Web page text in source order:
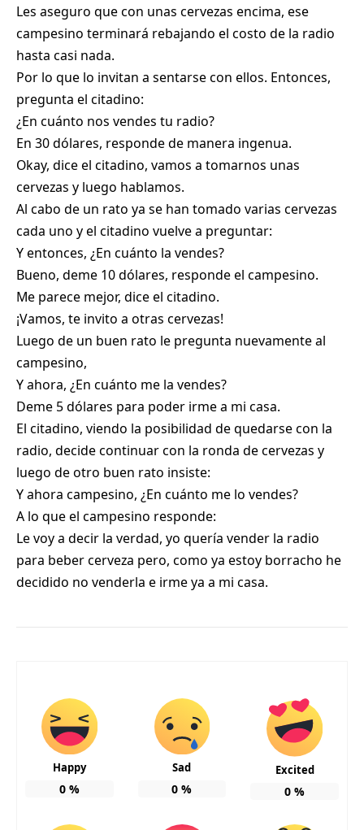
Les aseguro que con unas cervezas encima, ese
campesino terminará rebajando el costo de la radio
hasta casi nada.
Por lo que lo invitan a sentarse con ellos. Entonces,
pregunta el citadino:
¿En cuánto nos vendes tu radio?
En 30 dólares, responde de manera ingenua.
Okay, dice el citadino, vamos a tomarnos unas
cervezas y luego hablamos.
Al cabo de un rato ya se han tomado varias cervezas
cada uno y el citadino vuelve a preguntar:
Y entonces, ¿En cuánto la vendes?
Bueno, deme 10 dólares, responde el campesino.
Me parece mejor, dice el citadino.
¡Vamos, te invito a otras cervezas!
Luego de un buen rato le pregunta nuevamente al
campesino,
Y ahora, ¿En cuánto me la vendes?
Deme 5 dólares para poder irme a mi casa.
El citadino, viendo la posibilidad de quedarse con la
radio, decide continuar con la ronda de cervezas y
luego de otro buen rato insiste:
Y ahora campesino, ¿En cuánto me lo vendes?
A lo que el campesino responde:
Le voy a decir la verdad, yo quería vender la radio
para beber cerveza pero, como ya estoy borracho he
decidido no venderla e irme ya a mi casa.
Happy
0%
Sad
0 %
Excited
0 %